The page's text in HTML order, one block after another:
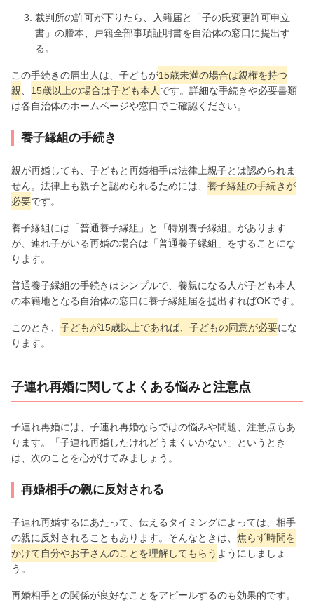
裁判所の許可が下りたら、入籍届と「子の氏変更許可申立
書」の謄本、戸籍全部事項証明書を自治体の窓口に提出す
る。
この手続きの届出人は、子どもが15歳未満の場合は親権を持つ
親
15歳以上の場合は子ども本人 です。詳細な手続きや必要書類
は各自治体のホームページや窓口でご確認ください。
養子縁組の手続き
親が再婚しても、子どもと再婚相手は法律上親子とは認められま
せん。法律上も親子と認められるためには、 養子縁組の手続きが
必要です。
養子縁組には「普通養子縁組」と「特別養子縁組」があります
が、連れ子がいる再婚の場合は「普通養子縁組」をすることにな
ります。
普通養子縁組の手続きはシンプルで、養親になる人が子ども本人
の本籍地となる自治体の窓口に養子縁組届を提出すればOKです。
このとき、 子どもが15歳以上であれば、子どもの同意が必要にな
ります。
子連れ再婚に関してよくある悩みと注意点
子連れ再婚には、子連れ再婚ならではの悩みや問題、注意点もあ
ります。「子連れ再婚したけれどうまくいかない」というとき
は、次のことを心がけてみましょう。
再婚相手の親に反対される
子連れ再婚するにあたって、伝えるタイミングによっては、相手
の親に反対されることもあります。そんなときは、 焦らず時間を
かけて自分やお子さんのことを理解してもらう ようにしましょ
う。
再婚相手との関係が良好なことをアピールするのも効果的です。